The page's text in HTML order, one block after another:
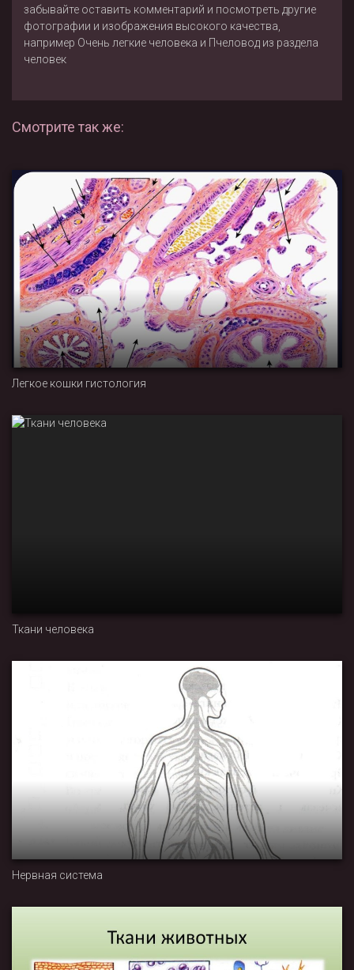
забывайте оставить комментарий и посмотреть другие
фотографии и изображения высокого качества,
например Очень легкие человека и Пчеловод из раздела
человек
Смотрите так же:
Легкое кошки гистология
Ткани человека
Нервная система